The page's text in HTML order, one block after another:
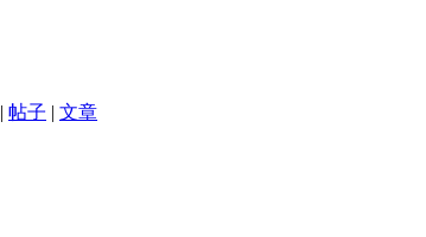
| 帖子 | 文章